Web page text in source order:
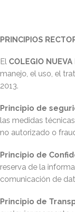
PRINCIPIOS
El COLEGIO
manejo, el uso, el
2013.
Principio de
las medidas
no autorizado o
Principio de
reserva de la
comunicación de
Principio de